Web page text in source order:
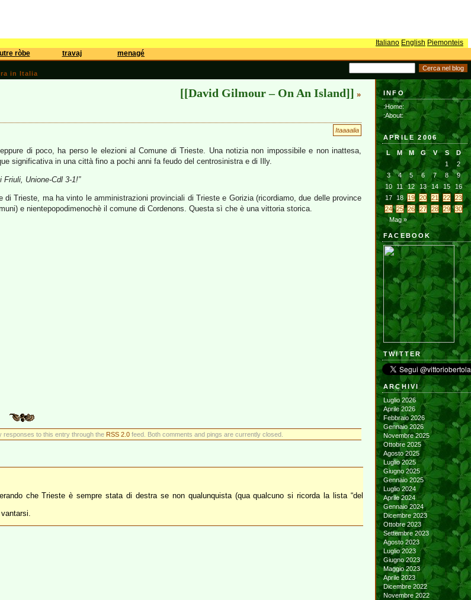
Italiano English Piemonteis
ròbe travaj menagé
in Italia
[[David Gilmour – On An Island]] »
Itaaaalia
di poco, ha perso le elezioni al Comune di Trieste. Una notizia non impossibile e non inattesa,
significativa in una città fino a pochi anni fa feudo del centrosinistra e di Illy.
Friuli, Unione-Cdl 3-1!”
di Trieste, ma ha vinto le amministrazioni provinciali di Trieste e Gorizia (ricordiamo, due delle province
e nientepopodimenochè il comune di Cordenons. Questa sì che è una vittoria storica.
responses to this entry through the RSS 2.0feed. Both comments and pings are currently closed.
che Trieste è sempre stata di destra se non qualunquista (qua qualcuno si ricorda la lista “del
INFO
:Home:
:About:
APRILE 2006
L M M G V S
D
1
2
3
4 5 6 7 8
9
10
11 12 13 14 15
16
17
18 19 20 21 22
23
24
25 26 27 28 29
30
Mag »
FACEBOOK
TWITTER
ARCHIVI
Luglio 2026
Aprile 2026
Febbraio 2026
Gennaio 2026
Novembre 2025
Ottobre 2025
Agosto 2025
Luglio 2025
Giugno 2025
Gennaio 2025
Luglio 2024
Aprile 2024
Gennaio 2024
Dicembre 2023
Ottobre 2023
Settembre 2023
Agosto 2023
Luglio 2023
Giugno 2023
Maggio 2023
Aprile 2023
Dicembre 2022
Novembre 2022